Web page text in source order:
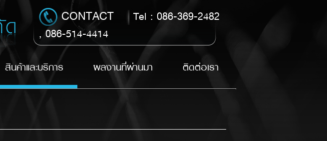
CONTACT
Tel : 086-369-2482
, 086-514-4414
สินค้าและบริการ ผลงานที่ผ่านมา ติดต่อเรา